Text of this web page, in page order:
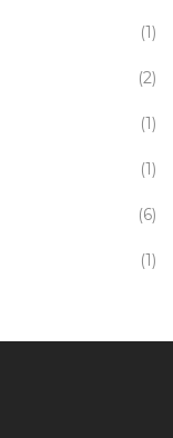
(1)
(2)
(1)
(1)
(6)
(1)